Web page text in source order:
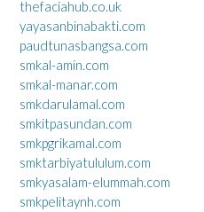
thefaciahub.co.uk
yayasanbinabakti.com
paudtunasbangsa.com
smkal-amin.com
smkal-manar.com
smkdarulamal.com
smkitpasundan.com
smkpgrikamal.com
smktarbiyatululum.com
smkyasalam-elummah.com
smkpelitaynh.com